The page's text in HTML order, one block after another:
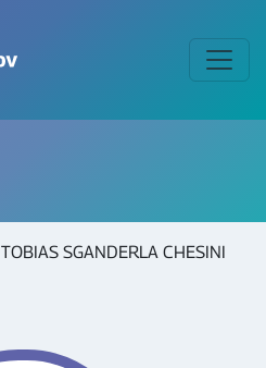
TOBIAS SGANDERLA CHESINI